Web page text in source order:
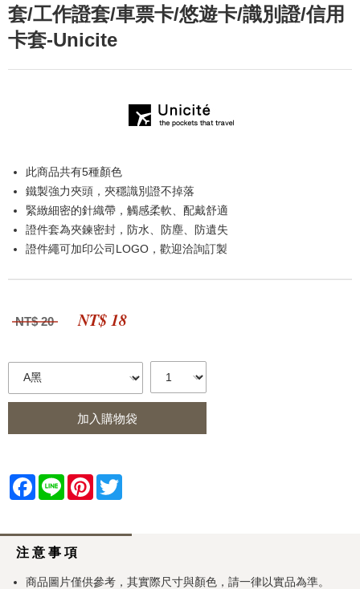
套/工作證套/車票卡/悠遊卡/識別證/信用
卡套-Unicite
此商品共有5種顏色
鐵製強力夾頭，夾穩識別證不掉落
緊緻細密的針織帶，觸感柔軟、配戴舒適
證件套為夾鍊密封，防水、防塵、防遺失
證件繩可加印公司LOGO，歡迎洽詢訂製
NT$ 20 NT$ 18
加入購物袋
Facebook
Line Pinterest
注 意 事 項
商品圖片僅供參考，其實際尺寸與顏色，請一律以實品為準。